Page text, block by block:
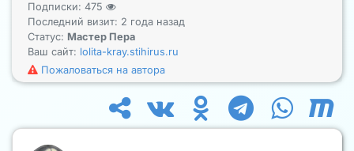
Подписки: 475
Последний визит: 2 года назад
Статус: Мастер Пера
Ваш сайт: lolita-kray.stihirus.ru
Пожаловаться на автора